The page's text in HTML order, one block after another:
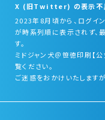
X (旧Twitter) の表示不
2023年8月頃から、ログイ
が時系列順に表示されず、
す。
ミドジャン犬＠笹徳印刷【
覧ください。
ご迷惑をおかけいたします